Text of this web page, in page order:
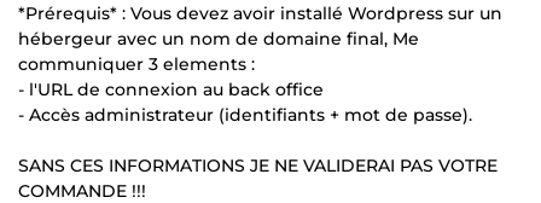
*Prérequis* : Vous devez avoir installé Wordpress sur un
hébergeur avec un nom de domaine final, Me
communiquer 3 elements :
- l'URL de connexion au back office
- Accès administrateur (identifiants + mot de passe).
SANS CES INFORMATIONS JE NE VALIDERAI PAS VOTRE
COMMANDE !!!